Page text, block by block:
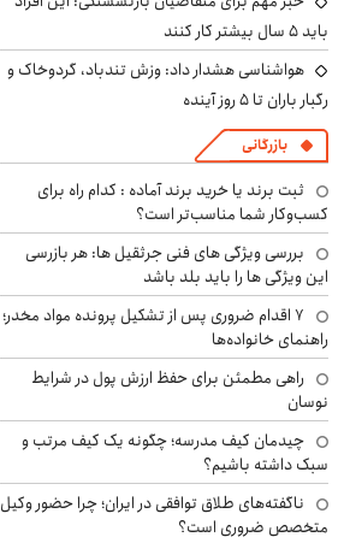
باید ۵ سال بیشتر کار کنند
هواشناسی هشدار داد: وزش تندباد، گردوخاک و
رگبار باران تا ۵ روز آینده
بازرگانی
ثبت برند یا خرید برند آماده : کدام راه برای
کسب‌وکار شما مناسب‌تر است؟
بررسی ویژگی های فنی جرثقیل ها: هر بازرسی
این ویژگی ها را باید بلد باشد
۷ اقدام ضروری پس از تشکیل پرونده مواد مخدر؛
راهنمای خانواده‌ها
راهی مطمئن برای حفظ ارزش پول در شرایط
نوسان
چیدمان کیف مدرسه؛ چگونه یک کیف مرتب و
سبک داشته باشیم؟
ناگفته‌های طلاق توافقی در ایران؛ چرا حضور وکیل
متخصص ضروری است؟